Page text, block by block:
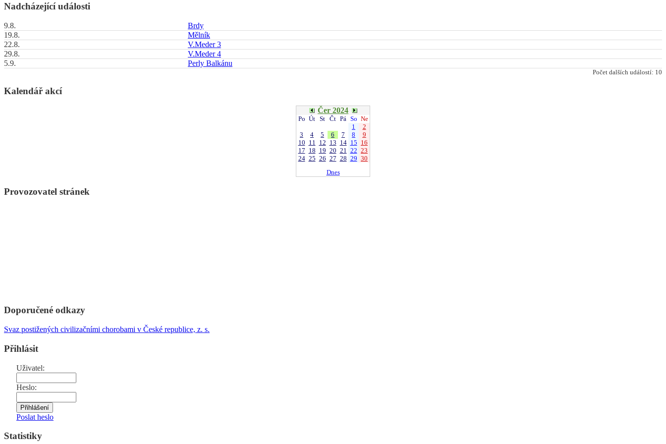
Nadcházející události
9.8.
Brdy
19.8.
Mělník
22.8.
V.Meder 3
29.8.
V.Meder 4
5.9.
Perly Balkánu
Počet dalších událostí: 10
Kalendář akcí
Čer 2024
Po Út St Čt Pá So Ne
1
2
3
4 5 6 7 8
9
10 11 12 13 14 15 16
17 18 19 20 21 22 23
24 25 26 27 28 29 30
Dnes
Provozovatel stránek
Doporučené odkazy
Svaz postižených civilizačními chorobami v České republice, z. s.
Přihlásit
Uživatel:
Heslo:
Poslat heslo
Statistiky